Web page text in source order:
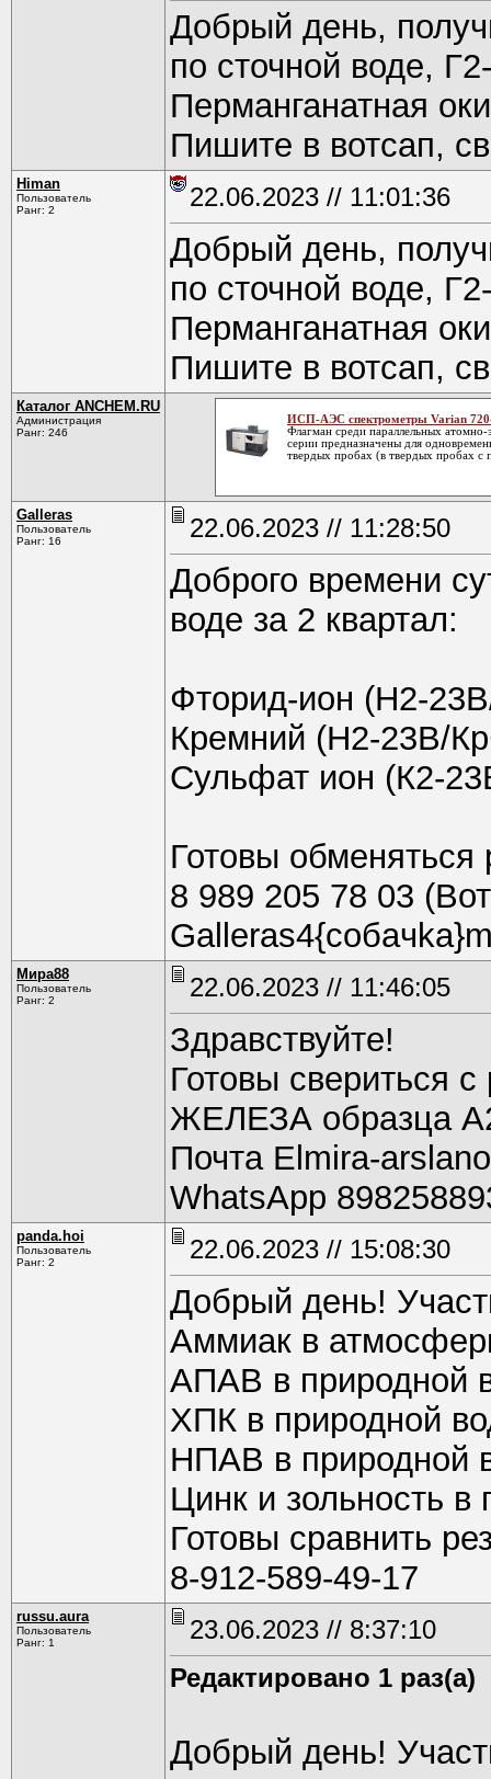
Добрый день,
по сточной воде,
Перманганатная
Пишите в вотсап,
Himan
Пользователь
Ранг: 2
22.06.2023 // 11:01:36
Добрый день,
по сточной воде,
Перманганатная
Пишите в вотсап,
Каталог ANCHEM.RU
Администрация
Ранг: 246
ИСП-АЭС спектрометры Varian 720-
Флагман среди параллельных
серии предназначены для
твердых пробах (в твердых пробах с
Galleras
Пользователь
Ранг: 16
22.06.2023 // 11:28:50
Доброго времени
воде за 2 квартал:
Фторид-ион (Н2-
Кремний (Н2-23В/
Сульфат ион (К2-
Готовы обменяться
8 989 205 78 03
Мира88
Пользователь
Ранг: 2
22.06.2023 // 11:46:05
Здравствуйте!
Готовы свериться
ЖЕЛЕЗА образца
Почта Elmira-
WhatsApp
panda.hoi
Пользователь
Ранг: 2
22.06.2023 // 15:08:30
Добрый день!
Аммиак в
АПАВ в природной
ХПК в природной
НПАВ в природной
Цинк и зольность
Готовы сравнить
8-912-589-49-17
russu.aura
Пользователь
Ранг: 1
23.06.2023 // 8:37:10
Редактировано 1 раз(а)
Добрый день!